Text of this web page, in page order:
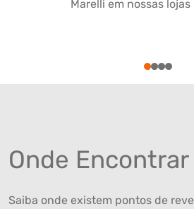
Marelli em nossas
1234
Onde Encontrar
Saiba onde existem pontos de